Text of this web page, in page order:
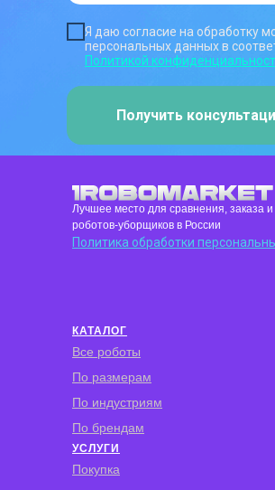
Я даю согласие на обработку
персональных данных в
Политикой
Получить
Лучшее место для сравнения, заказа
роботов-уборщиков в России
Политика обработки
КАТАЛОГ
Все роботы
По размерам
По индустриям
По брендам
УСЛУГИ
Покупка